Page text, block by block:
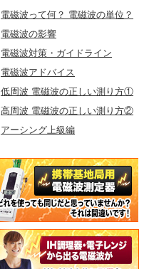
電磁波って何？ 電磁波の単位？
電磁波の影響
電磁波対策・ガイドライン
電磁波アドバイス
低周波 電磁波の正しい測り方①
高周波 電磁波の正しい測り方②
アーシング上級編